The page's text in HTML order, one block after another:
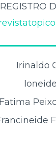
REGISTRO
Irinaldo